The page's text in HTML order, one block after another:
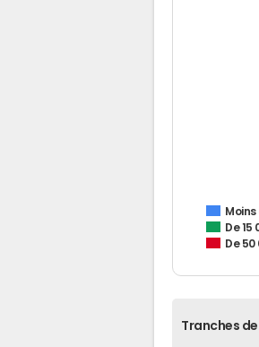
Moins
De 15
De 50
Tranches